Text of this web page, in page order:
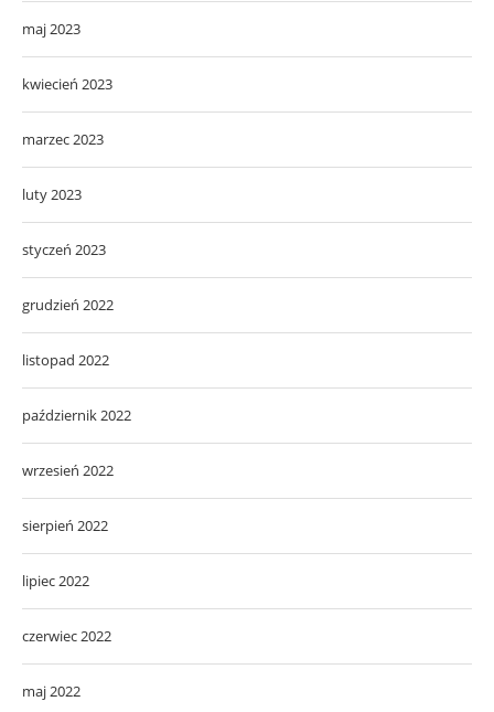
maj 2023
kwiecień 2023
marzec 2023
luty 2023
styczeń 2023
grudzień 2022
listopad 2022
październik 2022
wrzesień 2022
sierpień 2022
lipiec 2022
czerwiec 2022
maj 2022